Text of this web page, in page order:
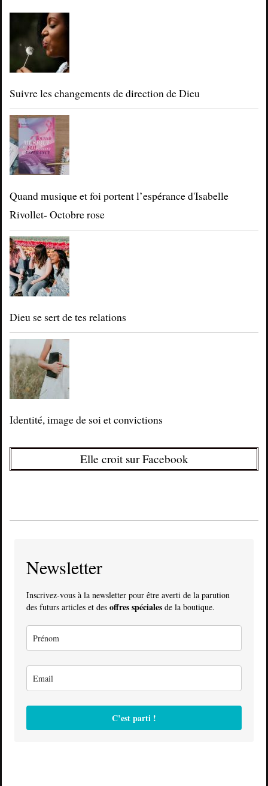
Suivre les changements de direction de Dieu
Quand musique et foi portent l’espérance d'Isabelle
Rivollet- Octobre rose
Dieu se sert de tes relations
Identité, image de soi et convictions
Elle croit sur Facebook
Newsletter
Inscrivez-vous à la newsletter pour être averti de la parution
des futurs articles et des offres spéciales de la boutique.
C’est parti !